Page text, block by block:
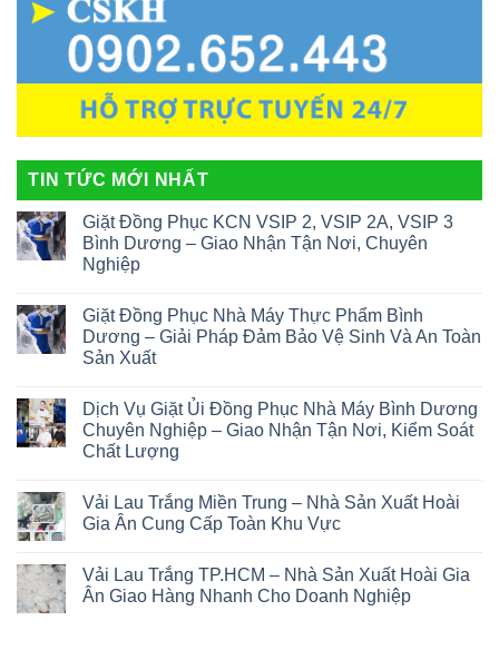
TIN TỨC MỚI NHẤT
Giặt Đồng Phục KCN VSIP 2, VSIP 2A, VSIP 3
Bình Dương – Giao Nhận Tận Nơi, Chuyên
Nghiệp
Giặt Đồng Phục Nhà Máy Thực Phẩm Bình
Dương – Giải Pháp Đảm Bảo Vệ Sinh Và An Toàn
Sản Xuất
Dịch Vụ Giặt Ủi Đồng Phục Nhà Máy Bình Dương
Chuyên Nghiệp – Giao Nhận Tận Nơi, Kiểm Soát
Chất Lượng
Vải Lau Trắng Miền Trung – Nhà Sản Xuất Hoài
Gia Ân Cung Cấp Toàn Khu Vực
Vải Lau Trắng TP.HCM – Nhà Sản Xuất Hoài Gia
Ân Giao Hàng Nhanh Cho Doanh Nghiệp